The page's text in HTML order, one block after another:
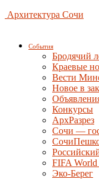
Архитектура Сочи
События
Бродячий
Краевые
Вести
Новое в
Конкурсы
АрхРазрез
Сочи —
FIFA World
Эко-Берег